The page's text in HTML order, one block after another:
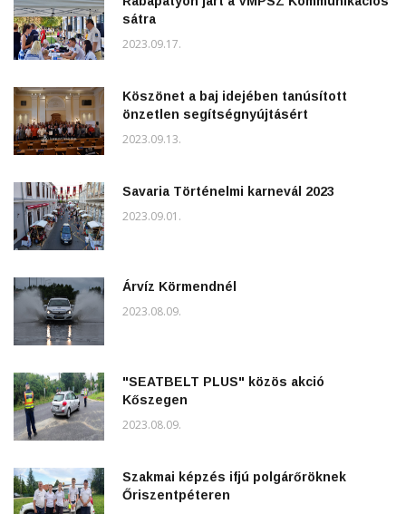
sátra
2023.09.17.
Köszönet a baj idejében tanúsított
önzetlen segítségnyújtásért
2023.09.13.
Savaria Történelmi karnevál 2023
2023.09.01.
Árvíz Körmendnél
2023.08.09.
"SEATBELT PLUS" közös akció
Kőszegen
2023.08.09.
Szakmai képzés ifjú polgárőröknek
Őriszentpéteren